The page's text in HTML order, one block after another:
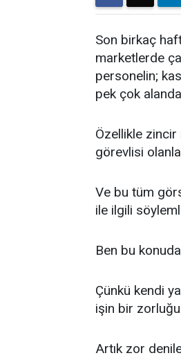
Son birkaç
marketlerde
personelin;
pek çok
Özellikle
görevlisi
Ve bu tüm
ile ilgili
Ben bu
Çünkü kendi
işin bir
Artık zor